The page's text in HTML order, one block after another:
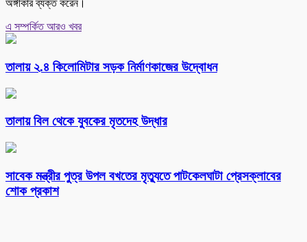
অঙ্গীকার ব্যক্ত করেন।
এ সম্পর্কিত আরও খবর
তালায় ২.৪ কিলোমিটার সড়ক নির্মাণকাজের উদ্বোধন
তালায় বিল থেকে যুবকের মৃতদেহ উদ্ধার
সাবেক মন্ত্রীর পুত্র উপল বখতের মৃত্যুতে পাটকেলঘাটা প্রেসক্লাবের
শোক প্রকাশ